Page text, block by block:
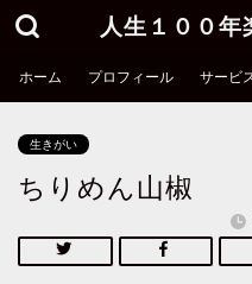
人生１００年
ホーム プロフィール サービ
生きがい
ちりめん山椒